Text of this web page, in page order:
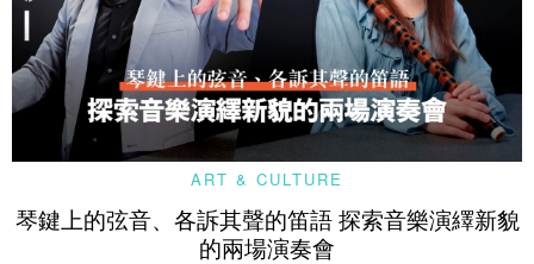
ART & CULTURE
琴鍵上的弦音、各訴其聲的笛語 探索音樂演繹新貌
的兩場演奏會